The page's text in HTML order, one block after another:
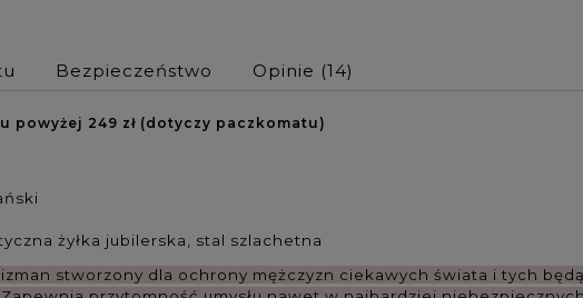
Bezpieczeństwo Opinie (14)
powyżej 249 zł (dotyczy paczkomatu)
żyłka jubilerska, stal szlachetna
stworzony dla ochrony mężczyzn ciekawych świata i tych